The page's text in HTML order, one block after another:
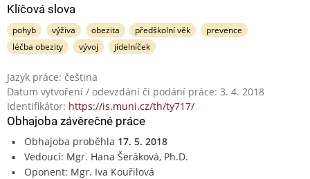
Klíčová slova
pohyb výživa obezita předškolní věk
prevence
léčba obezity
vývoj jídelníček
Jazyk práce: čeština
Datum vytvoření / odevzdání či podání práce: 3. 4. 2018
Identifikátor: https://is.muni.cz/th/ty717/
Obhajoba závěrečné práce
Obhajoba proběhla 17. 5. 2018
Vedoucí: Mgr. Hana Šeráková, Ph.D.
Oponent: Mgr. Iva Kouřilová